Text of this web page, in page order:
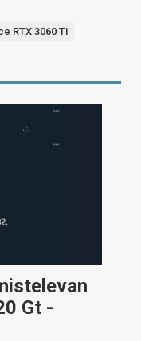
RTX 3060 Ti
Gt -